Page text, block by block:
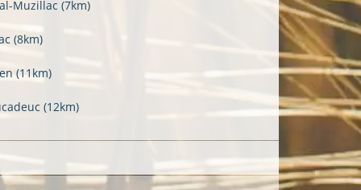
Muzillac (7km)
(8km)
(11km)
(12km)